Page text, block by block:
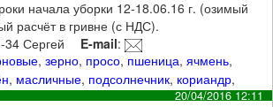
начала уборки 12-18.06.16 г. (озимый
расчёт в гривне (с НДС).
34 Сергей E-mail:
,зерно, просо, пшеница,ячмень,
, масличные, подсолнечник, кориандр,
20/04/2016 12:11